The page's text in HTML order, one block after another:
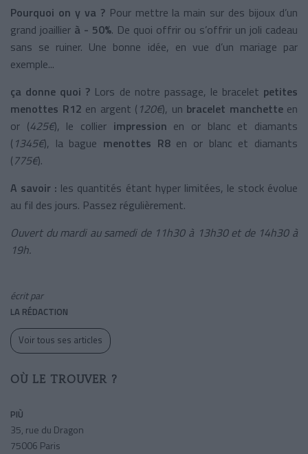
Pourquoi on y va ?Pour mettre la main sur des bijoux d’un
grand joaillier à - 50%. De quoi offrir ou s’offrir un joli cadeau
sans se ruiner. Une bonne idée, en vue d’un mariage par
exemple...
ça donne quoi ? Lors de notre passage, le bracelet petites
menottes R12 en argent ( 120€), un bracelet manchetteen
or (425€), le collier impression en or blanc et diamants
( 1345€), la bague menottes R8en or blanc et diamants
(775€).
A savoir : les quantités étant hyper limitées, le stock évolue
au fil des jours. Passez régulièrement.
Ouvert du mardi au samedi de 11h30 à 13h30 et de 14h30 à
19h.
écrit par
LA RÉDACTION
Voir tous ses articles
OÙ LE TROUVER ?
PIÙ
35, rue du Dragon
75006 Paris